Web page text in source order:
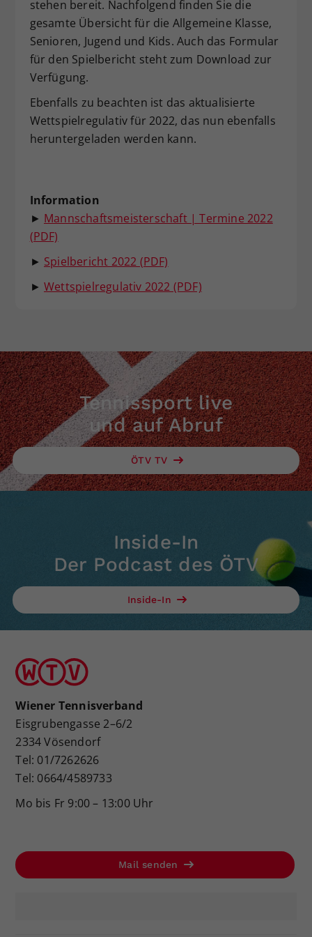
stehen bereit. Nachfolgend finden Sie die
gesamte Übersicht für die Allgemeine Klasse,
Senioren, Jugend und Kids. Auch das Formular
für den Spielbericht steht zum Download zur
Verfügung.
Ebenfalls zu beachten ist das aktualisierte
Wettspielregulativ für 2022, das nun ebenfalls
heruntergeladen werden kann.
Information
► Mannschaftsmeisterschaft | Termine 2022
(PDF)
► Spielbericht 2022 (PDF)
► Wettspielregulativ 2022 (PDF)
Tennissport live
und auf Abruf
ÖTV TV
Inside-In
Der Podcast des ÖTV
Inside-In
Wiener Tennisverband
Eisgrubengasse 2–6/2
2334 Vösendorf
Tel: 01/7262626
Tel: 0664/4589733
Mo bis Fr 9:00 – 13:00 Uhr
Mail senden
Zweck
Dieser Wert speichert Ihre Consent-
Einstellungen. Unter anderem eine
zufällig generierte ID, für die
historische Speicherung Ihrer
hat.